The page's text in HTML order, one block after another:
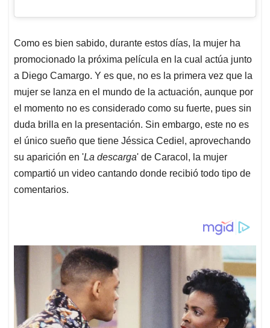
Como es bien sabido, durante estos días, la mujer ha
promocionado la próxima película en la cual actúa junto
a Diego Camargo. Y es que, no es la primera vez que la
mujer se lanza en el mundo de la actuación, aunque por
el momento no es considerado como su fuerte, pues sin
duda brilla en la presentación. Sin embargo, este no es
el único sueño que tiene Jéssica Cediel, aprovechando
su aparición en 'La descarga' de Caracol, la mujer
compartió un video cantando donde recibió todo tipo de
comentarios.